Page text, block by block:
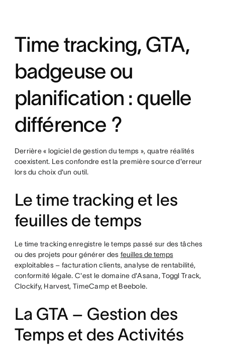
Time tracking, GTA,
badgeuse ou
planification : quelle
différence ?
Derrière « logiciel de gestion du temps », quatre réalités
coexistent. Les confondre est la première source d'erreur
lors du choix d'un outil.
Le time tracking et les
feuilles de temps
Le time tracking enregistre le temps passé sur des tâches
ou des projets pour générer des feuilles de temps
exploitables – facturation clients, analyse de rentabilité,
conformité légale. C'est le domaine d'Asana, Toggl Track,
Clockify, Harvest, TimeCamp et Beebole.
La GTA – Gestion des
Temps et des Activités